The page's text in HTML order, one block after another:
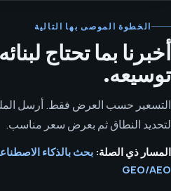
الخطوة الموصى بها التالية
أخبرنا بما تحتاج
توسيعه.
لتحديد النطاق ثم بعرض سعر مناسب.
المسار ذي الصلة: بحث بالذكاء
GEO/AEO